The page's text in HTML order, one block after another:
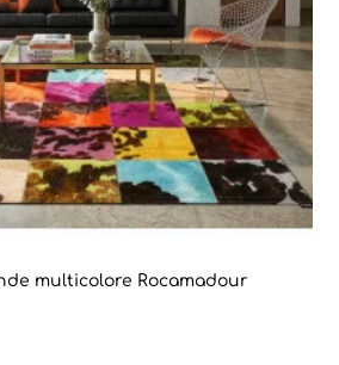
multicolore Rocamadour